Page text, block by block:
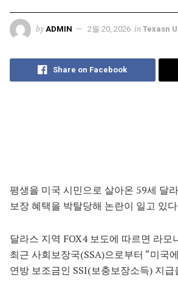
by ADMIN 2월 20, 2026 in Texasn
Share on Facebook
평생을 미국 시민으로 살아온 59세 달
보장 혜택을 박탈당해 논란이 일고 있
달라스 지역 FOX4 보도에 따르면 라
최근 사회보장국(SSA)으로부터 “미국
연방 보조금인 SSI(보충보장소득) 지